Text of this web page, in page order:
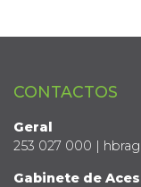
CONTACTOS
Geral
253 027 000 |
Gabinete de